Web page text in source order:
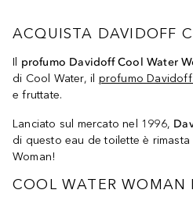
ACQUISTA DAVIDOFF
Il profumo Davidoff Cool Water
di Cool Water, il profumo
e fruttate.
Lanciato sul mercato nel 1996,
di questo eau de toilette è
Woman!
COOL WATER WOMAN